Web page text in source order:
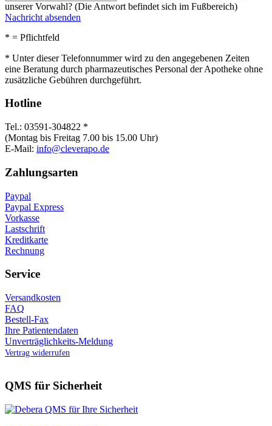
unserer Vorwahl? (Die Antwort befindet sich im Fußbereich)
Nachricht absenden
* = Pflichtfeld
* Unter dieser Telefonnummer wird zu den angegebenen Zeiten
eine Beratung durch pharmazeutisches Personal der Apotheke ohne
zusätzliche Gebühren durchgeführt.
Hotline
Tel.: 03591-304822 *
(Montag bis Freitag 7.00 bis 15.00 Uhr)
E-Mail: info@cleverapo.de
Zahlungsarten
Paypal
Paypal Express
Vorkasse
Lastschrift
Kreditkarte
Rechnung
Service
Versandkosten
FAQ
Bestell-Fax
Ihre Patientendaten
Unverträglichkeits-Meldung
Vertrag widerrufen
QMS für Sicherheit